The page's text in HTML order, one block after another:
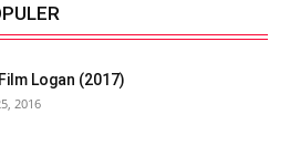
Logan (2017)
2016